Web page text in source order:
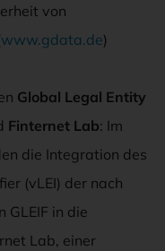
von
www.gdata.de)
Global Legal Entity
Finternet Lab: Im
die Integration des
(vLEI) der nach
GLEIF in die
Lab, einer